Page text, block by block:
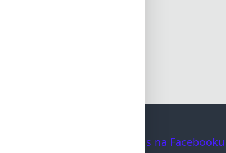
Sledujte nás na Facebooku